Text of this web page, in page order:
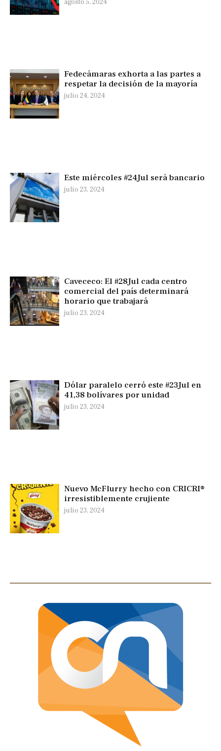
agosto 5, 2024
Fedecámaras exhorta a las partes a
respetar la decisión de la mayoría
julio 24, 2024
Este miércoles #24Jul será bancario
julio 23, 2024
Cavececo: El #28Jul cada centro
comercial del país determinará
horario que trabajará
julio 23, 2024
Dólar paralelo cerró este #23Jul en
41,38 bolívares por unidad
julio 23, 2024
Nuevo McFlurry hecho con CRICRI®
irresistiblemente crujiente
julio 23, 2024